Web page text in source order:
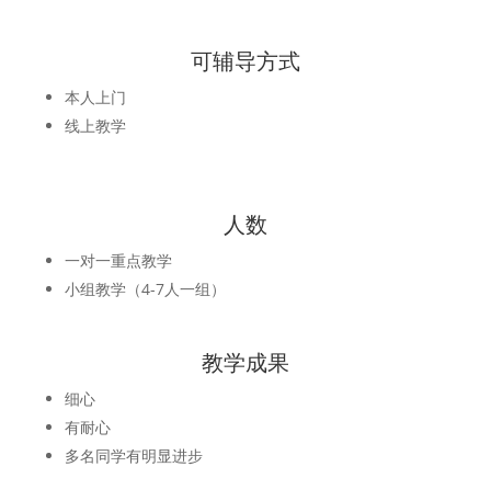
可辅导方式
本人上门
线上教学
人数
一对一重点教学
小组教学（4-7人一组）
教学成果
细心
有耐心
多名同学有明显进步